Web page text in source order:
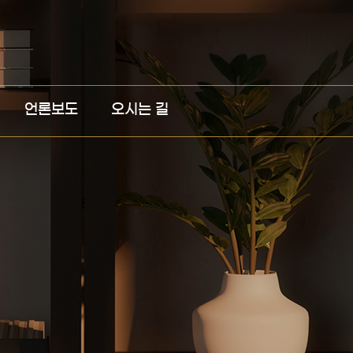
언론보도 오시는 길